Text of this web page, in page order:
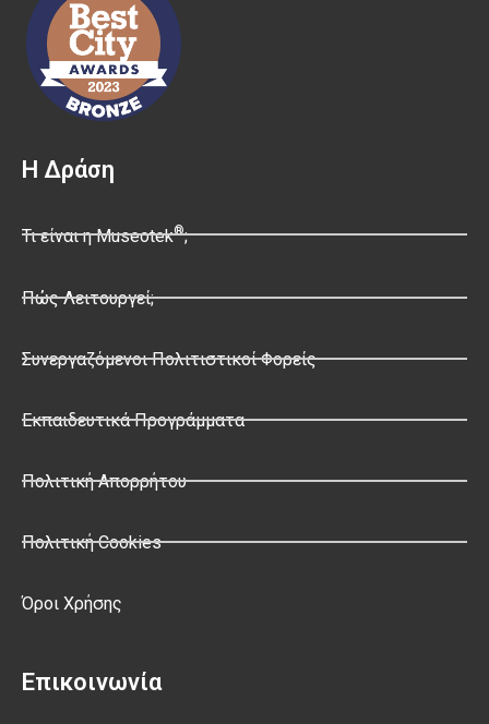
Η Δράση
Τι είναι η Museotek®;
Πώς Λειτουργεί;
Συνεργαζόμενοι Πολιτιστικοί Φορείς
Εκπαιδευτικά Προγράμματα
Πολιτική Απορρήτου
Πολιτική Cookies
Όροι Χρήσης
Επικοινωνία